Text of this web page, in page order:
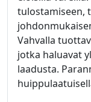
tulostamiseen,
Vahvalla
jotka haluavat
laadusta.